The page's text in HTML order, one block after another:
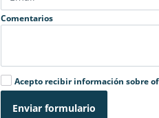
Comentarios
Acepto recibir información sobre
Enviar formulario